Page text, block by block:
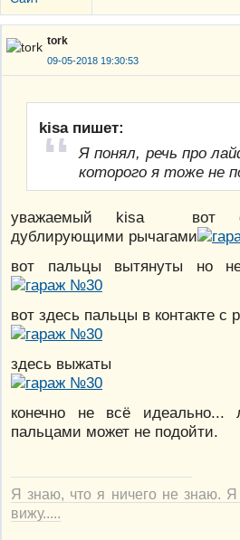
tork
09-05-2018 19:30:53
kisa пишет:
Я понял, речь про
которого я тоже не
уважаемый kisa вот
дублирующими рычагами
вот пальцы вытянуты но
вот здесь пальцы в контакте с
здесь выжаты
конечно не всё идеально...
пальцами может не подойти.
Я знаю, что я ничего не знаю. Я
вижу.....